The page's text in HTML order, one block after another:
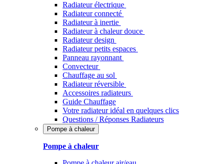
Radiateur électrique
Radiateur connecté
Radiateur à inertie
Radiateur à chaleur douce
Radiateur design
Radiateur petits espaces
Panneau rayonnant
Convecteur
Chauffage au sol
Radiateur réversible
Accessoires radiateurs
Guide Chauffage
Votre radiateur idéal en quelques clics
Questions / Réponses Radiateurs
Pompe à chaleur
Pompe à chaleur